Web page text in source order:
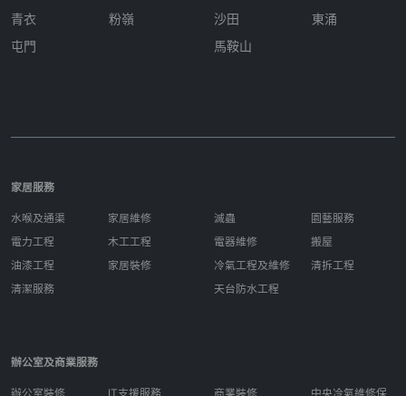
青衣
屯門
粉嶺
沙田
馬鞍山
東涌
家居服務
水喉及通渠
電力工程
油漆工程
清潔服務
家居維修
木工工程
家居裝修
滅蟲
電器維修
冷氣工程及維修
天台防水工程
園藝服務
搬屋
清拆工程
辦公室及商業服務
辦公室裝修
IT支援服務
商業裝修
中央冷氣維修保